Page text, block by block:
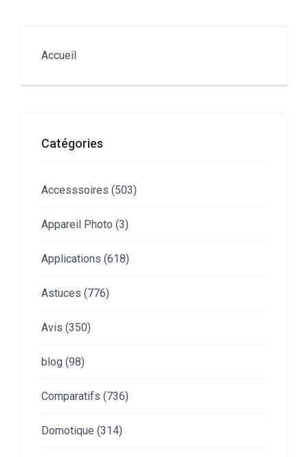
Accueil
Catégories
Accesssoires (503)
Appareil Photo (3)
Applications (618)
Astuces (776)
Avis (350)
blog (98)
Comparatifs (736)
Domotique (314)